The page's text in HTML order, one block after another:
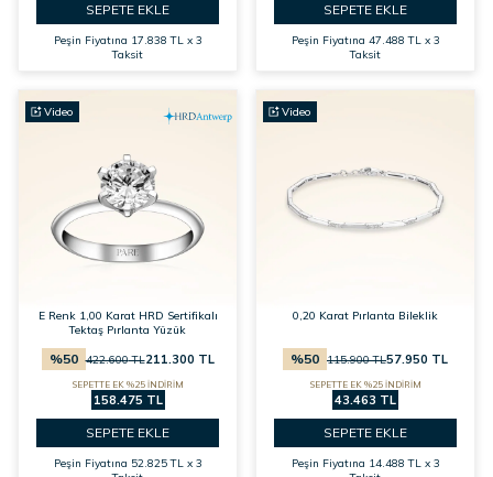
SEPETE EKLE
Peşin Fiyatına 17.838 TL x 3
Taksit
SEPETE EKLE
Peşin Fiyatına 47.488 TL x 3
Taksit
Video
E Renk 1,00 Karat HRD Sertifikalı
Tektaş Pırlanta Yüzük
%50 422.600TL211.300 TL
SEPETTE EK %25 İNDİRİM
158.475 TL
SEPETE EKLE
Peşin Fiyatına 52.825 TL x 3
Video
0,20 Karat Pırlanta Bileklik
%50 115.900TL57.950 TL
SEPETTE EK %25 İNDİRİM
43.463 TL
SEPETE EKLE
Peşin Fiyatına 14.488 TL x 3